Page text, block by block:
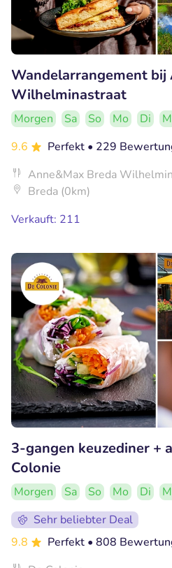
Wandelarrangement bij
Wilhelminastraat
Morgen Sa So Mo Di
9.6
Perfekt • 229
Anne&Max Breda
Breda (0km)
Verkauft: 211
3-gangen keuzediner +
Colonie
Morgen Sa So Mo Di
Sehr beliebter Deal
9.8
Perfekt • 808